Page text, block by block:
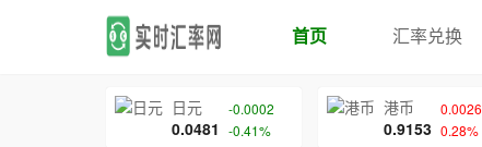
首页 汇率兑换
日元
0.0481
-0.0002
-0.41%
港币
0.9153
0.0026
0.28%